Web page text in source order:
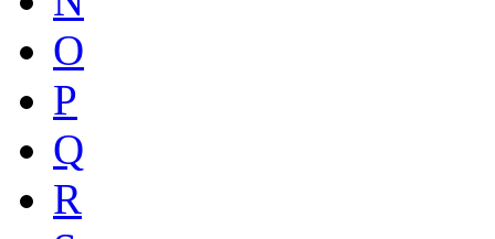
O
P
Q
R